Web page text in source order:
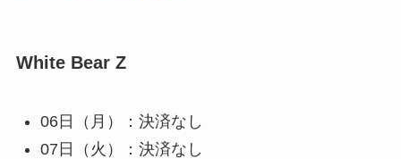
White Bear Z
06日（月）：決済なし
07日（火）：決済なし